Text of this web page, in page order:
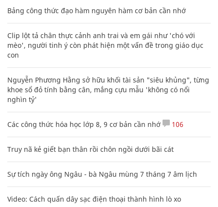
Bảng công thức đạo hàm nguyên hàm cơ bản cần nhớ
Clip lột tả chân thực cảnh anh trai và em gái như 'chó với
mèo', người tinh ý còn phát hiện một vấn đề trong giáo dục
con
Nguyễn Phương Hằng sở hữu khối tài sản "siêu khủng", từng
khoe sổ đỏ tính bằng cân, mắng cựu mẫu 'không có nổi
nghìn tỷ'
Các công thức hóa học lớp 8, 9 cơ bản cần nhớ 106
Truy nã kẻ giết bạn thân rồi chôn ngồi dưới bãi cát
Sự tích ngày ông Ngâu - bà Ngâu mùng 7 tháng 7 âm lịch
Video: Cách quấn dây sạc điện thoại thành hình lò xo